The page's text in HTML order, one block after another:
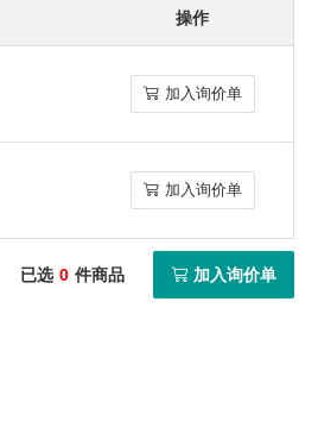
操作
加入询价单
加入询价单
加入询价单
加入询价单
已选 0 件商品 加入询价单